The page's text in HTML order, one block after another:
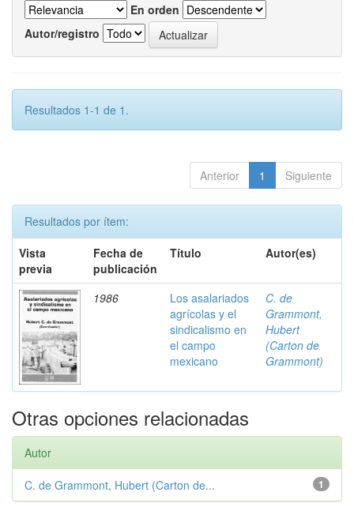
En orden
Autor/registro
Resultados 1-1 de 1.
Anterior 1 Siguiente
Resultados por ítem:
Vista
previa
Fecha de
publicación
Título Autor(es)
1986
Los asalariados
agrícolas y el
sindicalismo en
el campo
mexicano
C. de
Grammont,
Hubert
(Carton de
Grammont)
Otras opciones relacionadas
Autor
1
C. de Grammont, Hubert (Carton de...